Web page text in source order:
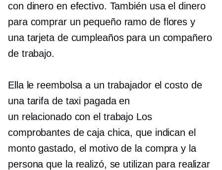
con dinero en efectivo. También usa el dinero
para comprar un pequeño ramo de flores y
una tarjeta de cumpleaños para un compañero
de trabajo.
Ella le reembolsa a un trabajador el costo de
una tarifa de taxi pagada en
un relacionado con el trabajo Los
comprobantes de caja chica, que indican el
monto gastado, el motivo de la compra y la
persona que la realizó, se utilizan para realizar